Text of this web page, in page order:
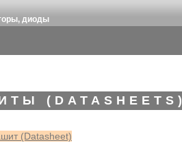
диоды
(DATASHEETS)
(Datasheet)